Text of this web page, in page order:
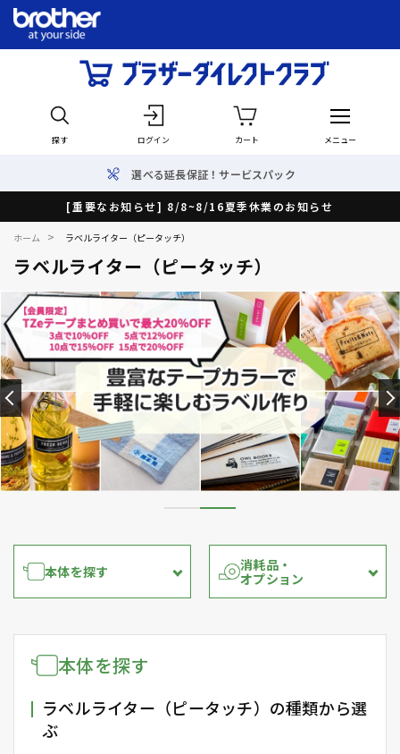
探す ログイン カート メニュー
選べる延長保証！サービスパック
[重要なお知らせ] 8/8~8/16夏季休業のお知らせ
ホーム > ラベルライター（ピータッチ）
ラベルライター（ピータッチ）
本体を探す
消耗品・
オプション
本体を探す
ラベルライター（ピータッチ）の種類から選
ぶ